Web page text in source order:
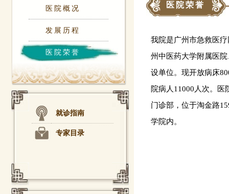
医院概况
发展历程
医院荣誉
就诊指南
专家目录
医院荣誉
我院是广州市急救医
州中医药大学附属医
设单位。现开放病床
院病人11000人次。
门诊部，位于淘金路
学院内。